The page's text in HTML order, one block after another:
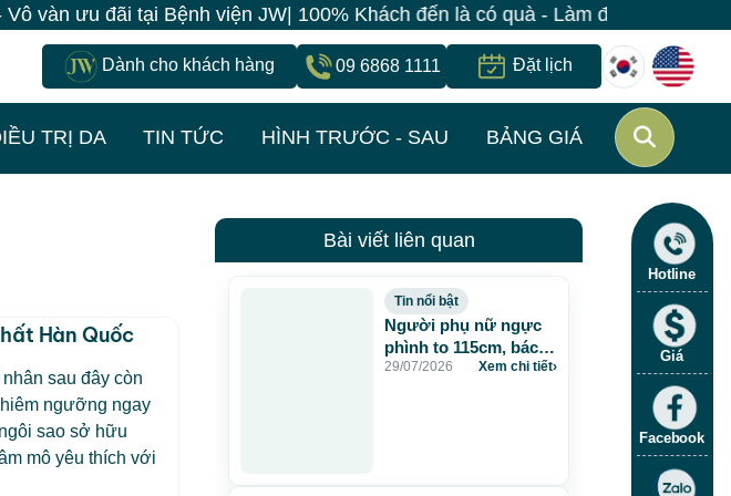
vàn ưu đãi tại Bệnh viện JW| 100% Khách đến là có quà - Làm đẹp đồng giá
Dành cho khách hàng 09 6868 1111 Đặt lịch
TRỊ DA TIN TỨC HÌNH TRƯỚC - SAU BẢNG GIÁ
Hàn Quốc
sau đây còn
ngưỡng ngay
sao sở hữu
mô yêu thích với
Bài viết liên quan
Tin nổi bật
Người phụ nữ ngực
phình to 115cm, bác sĩ
JW lấy gần 5 lít dịch
29/07/2026 Xem chi tiết›
Hotline
Giá
Facebook